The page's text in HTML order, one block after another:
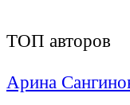
ТОП авторов
Арина